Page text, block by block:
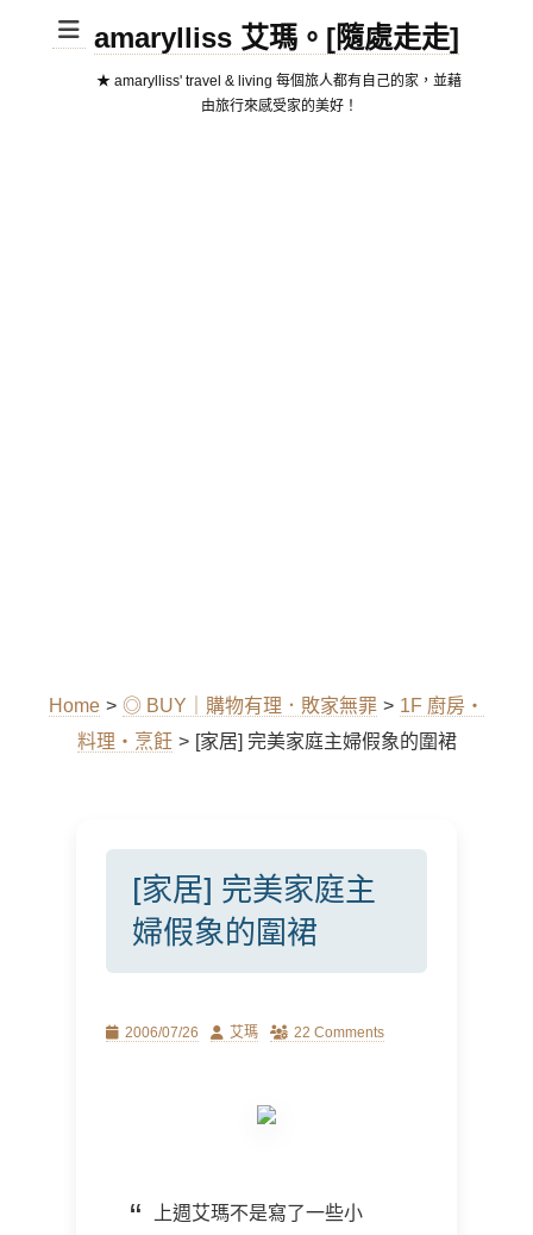
amarylliss 艾瑪。[隨處走走]
★ amarylliss' travel & living 每個旅人都有自己的家，並藉
由旅行來感受家的美好！
Home > ◎ BUY｜購物有理．敗家無罪 > 1F 廚房‧
料理‧烹飪 > [家居] 完美家庭主婦假象的圍裙
[家居] 完美家庭主
婦假象的圍裙
Posted
2006/07/26 Author
艾瑪 22 Comments
上週艾瑪不是寫了一些小